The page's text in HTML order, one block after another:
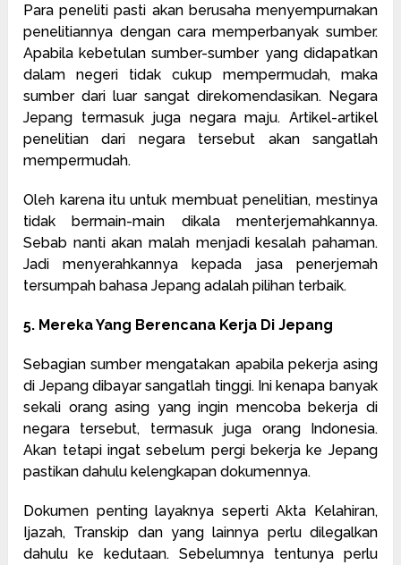
Para peneliti pasti akan berusaha menyempurnakan
penelitiannya dengan cara memperbanyak sumber.
Apabila kebetulan sumber-sumber yang didapatkan
dalam negeri tidak cukup mempermudah, maka
sumber dari luar sangat direkomendasikan. Negara
Jepang termasuk juga negara maju. Artikel-artikel
penelitian dari negara tersebut akan sangatlah
mempermudah.
Oleh karena itu untuk membuat penelitian, mestinya
tidak bermain-main dikala menterjemahkannya.
Sebab nanti akan malah menjadi kesalah pahaman.
Jadi menyerahkannya kepada jasa penerjemah
tersumpah bahasa Jepang adalah pilihan terbaik.
5. Mereka Yang Berencana Kerja Di Jepang
Sebagian sumber mengatakan apabila pekerja asing
di Jepang dibayar sangatlah tinggi. Ini kenapa banyak
sekali orang asing yang ingin mencoba bekerja di
negara tersebut, termasuk juga orang Indonesia.
Akan tetapi ingat sebelum pergi bekerja ke Jepang
pastikan dahulu kelengkapan dokumennya.
Dokumen penting layaknya seperti Akta Kelahiran,
Ijazah, Transkip dan yang lainnya perlu dilegalkan
dahulu ke kedutaan. Sebelumnya tentunya perlu